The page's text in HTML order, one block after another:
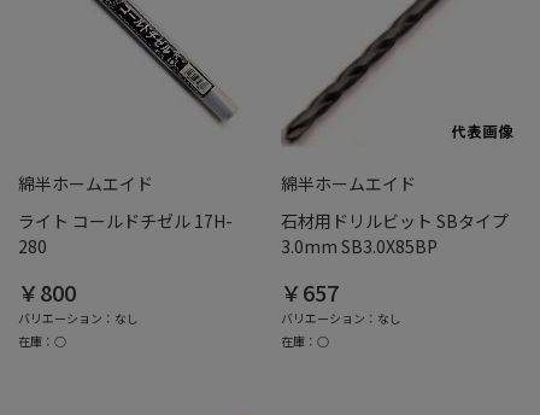
綿半ホームエイド
ライト コールドチゼル 17H-
280
￥800
バリエーション：なし
在庫：○
綿半ホームエイド
石材用ドリルビット SBタイプ
3.0mm SB3.0X85BP
￥657
バリエーション：なし
在庫：○